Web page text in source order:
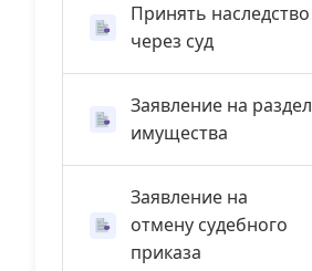
Принять наследство
через суд
Заявление на раздел
имущества
Заявление на
отмену судебного
приказа